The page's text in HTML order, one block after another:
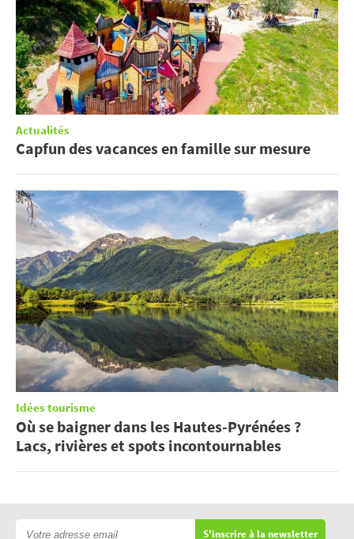
Actualités
Capfun des vacances en famille sur mesure
Idées tourisme
Où se baigner dans les Hautes-Pyrénées ?
Lacs, rivières et spots incontournables
S'inscrire à la newsletter